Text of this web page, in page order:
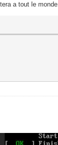
a tout le